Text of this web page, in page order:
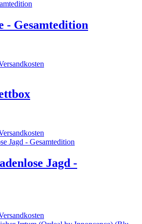
- Gesamtedition
Jagd -